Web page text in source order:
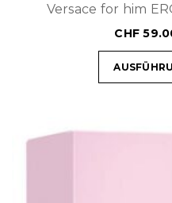
Versace for him
CHF